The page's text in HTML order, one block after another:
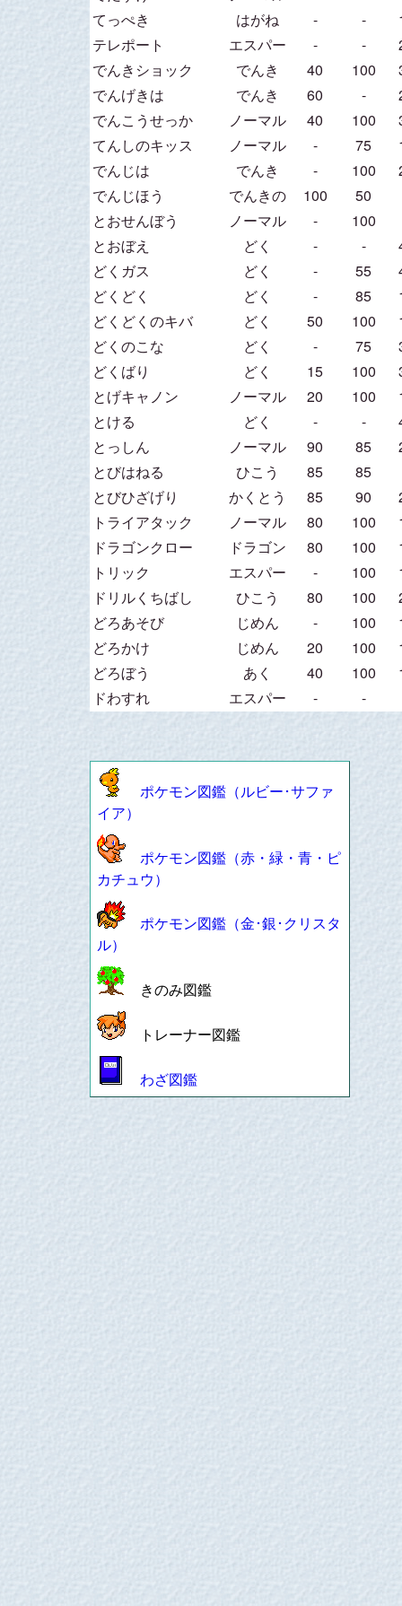
てっぺき
はがね - -
テレポート
エスパー - -
でんきショック
でんき 40 100
でんげきは
でんき 60 -
でんこうせっか
ノーマル 40 100
てんしのキッス
ノーマル - 75
でんじは
でんき - 100
でんじほう
でんきの 100
50
とおせんぼう
ノーマル -
100
とおぼえ
どく - -
どくガス
どく - 55
どくどく
どく - 85
どくどくのキバ
どく 50 100
どくのこな
どく - 75
どくばり
どく 15 100
とげキャノン
ノーマル 20 100
とける
どく - -
とっしん
ノーマル 90 85
とびはねる
ひこう 85
85
とびひざげり
かくとう 85 90
トライアタック
ノーマル 80 100
ドラゴンクロー
ドラゴン 80 100
トリック
エスパー - 100
ドリルくちばし
ひこう 80 100
どろあそび
じめん - 100
どろかけ
じめん 20 100
どろぼう
あく 40 100
ドわすれ
エスパー - -
ポケモン図鑑（ルビー･サファ
イア）
ポケモン図鑑（赤・緑・青・ピ
カチュウ）
ポケモン図鑑（金･銀･クリスタ
ル）
きのみ図鑑
トレーナー図鑑
わざ図鑑